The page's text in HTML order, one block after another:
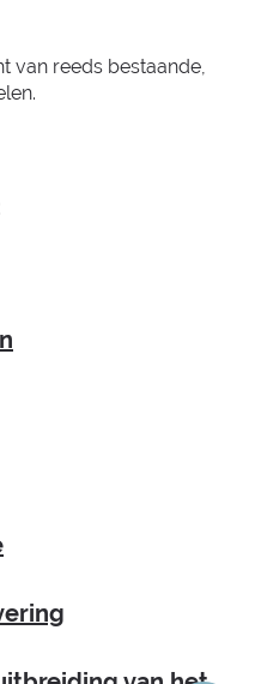
van reeds bestaande,